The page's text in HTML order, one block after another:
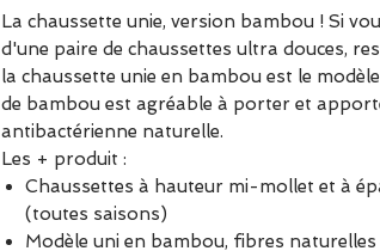
La chaussette unie, version bambou ! Si
d'une paire de chaussettes ultra douces,
la chaussette unie en bambou est le
de bambou est agréable à porter et
antibactérienne naturelle.
Les + produit :
Chaussettes à hauteur mi-mollet et à
(toutes saisons)
Modèle uni en bambou, fibres